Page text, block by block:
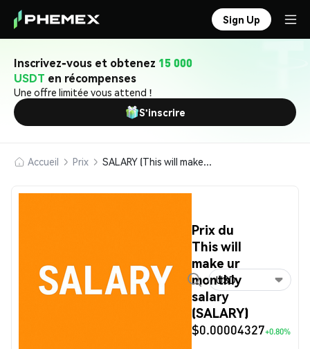
Sign Up
Inscrivez-vous et obtenez 15 000
USDT en récompenses
Une offre limitée vous attend !
S'inscrire
Accueil Prix SALARY (This will make ur monthly salary)
Prix du
This will
make ur
monthly
salary
(SALARY)
$0.00004327+0.80%
USD